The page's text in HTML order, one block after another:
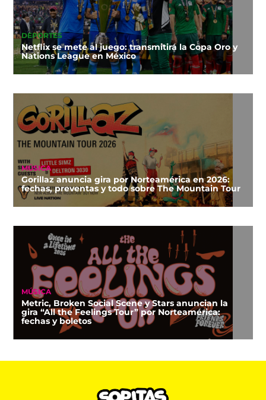
DEPORTES
Netflix se mete al juego: transmitirá la Copa Oro y
Nations League en México
MÚSICA
Gorillaz anuncia gira por Norteamérica en 2026:
fechas, preventas y todo sobre The Mountain Tour
MÚSICA
Metric, Broken Social Scene y Stars anuncian la
gira “All the Feelings Tour” por Norteamérica:
fechas y boletos